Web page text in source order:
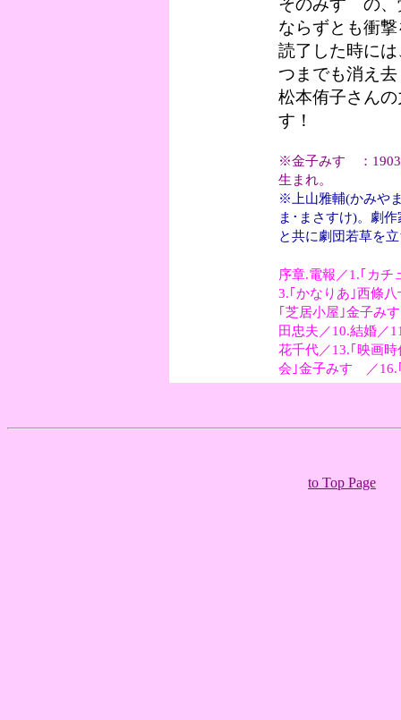
そのみすゞの
ならずとも衝
読了した時に
つまでも消え
松本侑子さん
す！
※金子みすゞ：
生まれ。
※上山雅輔(かみや
ま･まさすけ)。劇
と共に劇団若草を
序章.電報／1.｢カチ
3.｢かなりあ｣西條
｢芝居小屋｣金子み
田忠夫／10.結婚／
花千代／13.｢映画
会｣金子みすゞ／
to Top Page